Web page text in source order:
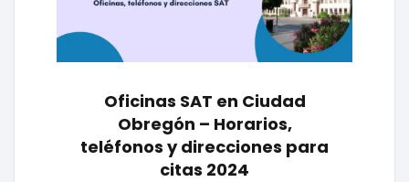
Oficinas SAT en Ciudad
Obregón – Horarios,
teléfonos y direcciones para
citas 2024